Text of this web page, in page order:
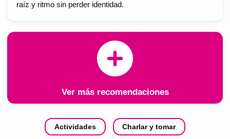
raíz y ritmo sin perder identidad.
Ver más recomendaciones
Actividades Charlar y tomar